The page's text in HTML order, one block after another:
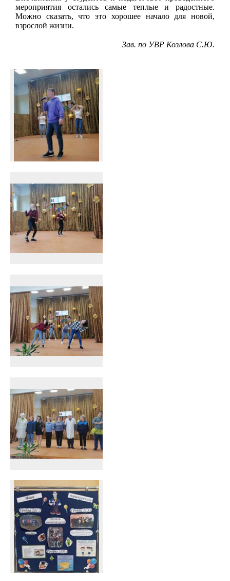
мероприятия остались самые теплые и радостные.
Можно сказать, что это хорошее начало для новой,
взрослой жизни.
Зав. по УВР Козлова С.Ю.